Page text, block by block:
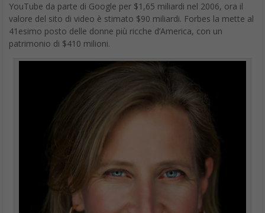
patrimonio di $410 milioni.